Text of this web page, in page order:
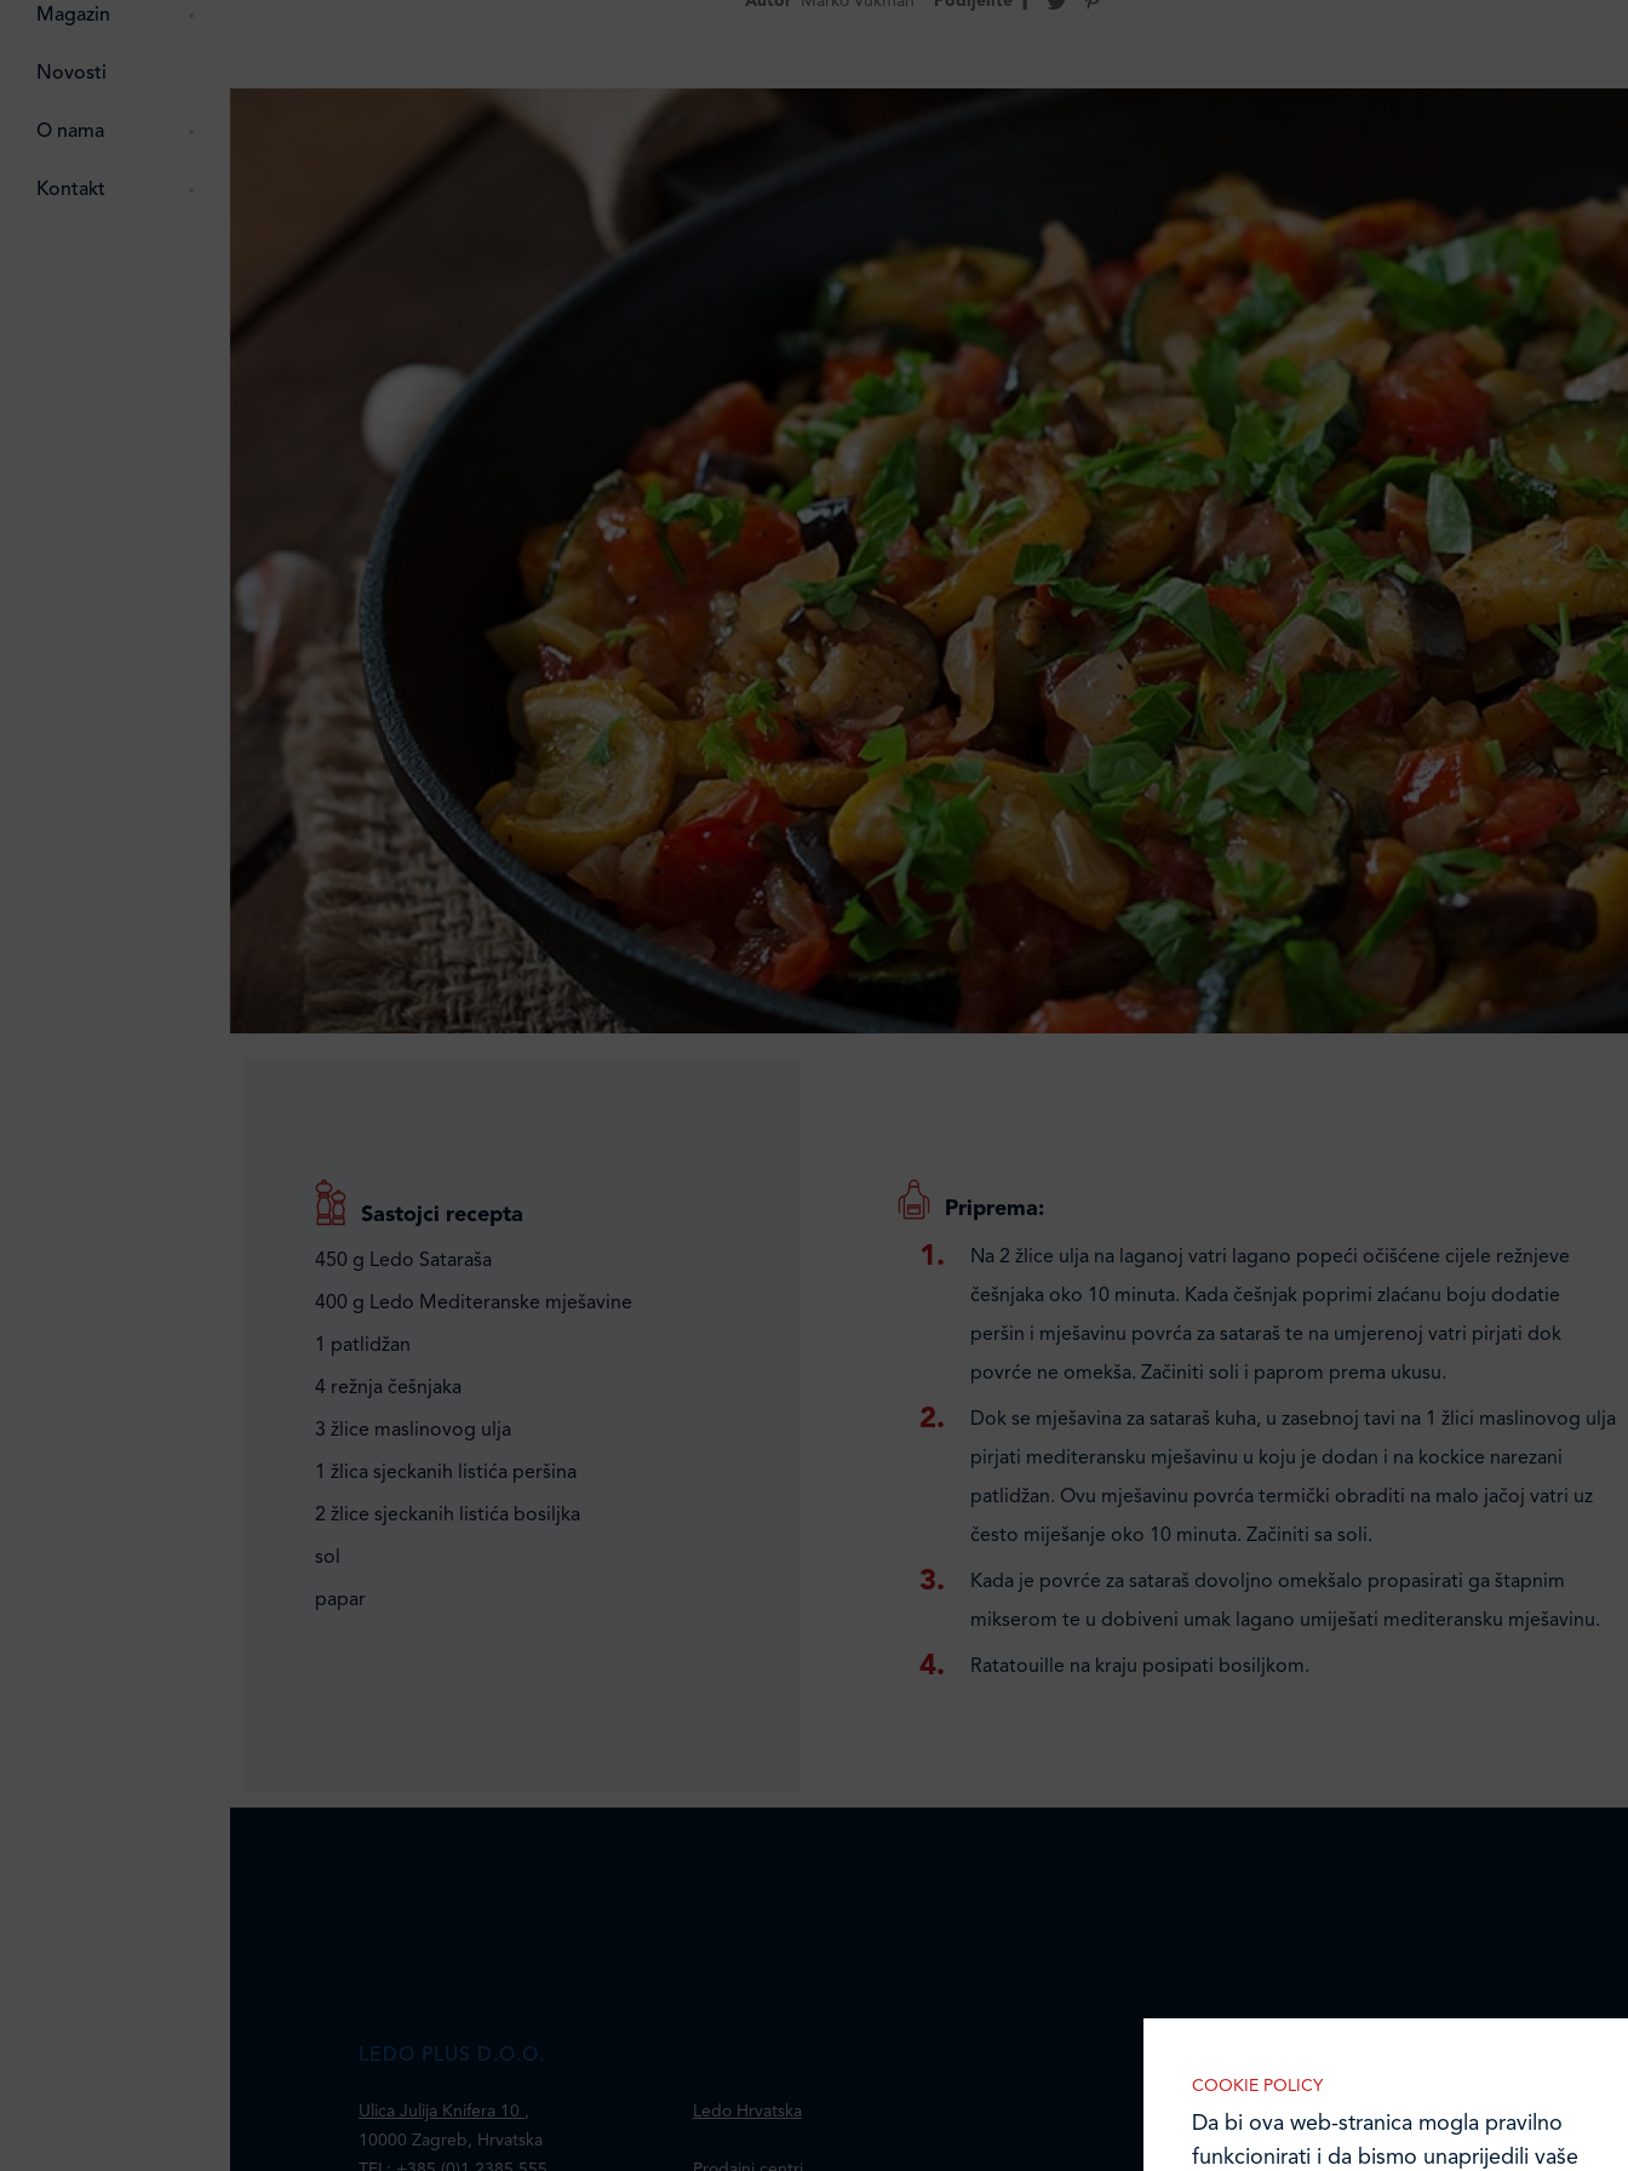
Magazin
Novosti
O nama
ostalo
Kontakt
Sastojci recepta
450 g Ledo Sataraša
400 g Ledo Mediteranske mješavine
1 patlidžan
4 režnja češnjaka
3 žlice maslinovog ulja
1 žlica sjeckanih listića peršina
2 žlice sjeckanih listića bosiljka
sol
papar
Priprema:
Na 2 žlice ulja na laganoj vatri lagano popeći očišćene cijele režnjeve
češnjaka oko 10 minuta. Kada češnjak poprimi zlaćanu boju dodatie
peršin i mješavinu povrća za sataraš te na umjerenoj vatri pirjati dok
povrće ne omekša. Začiniti soli i paprom prema ukusu.
Dok se mješavina za sataraš kuha, u zasebnoj tavi na 1 žlici maslinovog ulja
pirjati mediteransku mješavinu u koju je dodan i na kockice narezani
patlidžan. Ovu mješavinu povrća termički obraditi na malo jačoj vatri uz
često miješanje oko 10 minuta. Začiniti sa soli.
Kada je povrće za sataraš dovoljno omekšalo propasirati ga štapnim
mikserom te u dobiveni umak lagano umiješati mediteransku mješavinu.
Ratatouille na kraju posipati bosiljkom.
LEDO PLUS D.O.O.
Ulica Julija Knifera 10 ,
10000 Zagreb, Hrvatska
Ledo Hrvatska
COOKIE POLICY
Da bi ova web-stranica mogla pravilno
funkcionirati i da bismo unaprijedili vaše